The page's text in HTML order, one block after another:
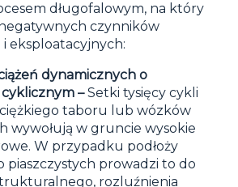
długofalowym, na który
negatywnych czynników
eksploatacyjnych:
dynamicznych o
–Setki tysięcy cykli
taboru lub wózków
wywołują w gruncie wysokie
W przypadku podłoży
piaszczystych prowadzi to do
rozluźnienia